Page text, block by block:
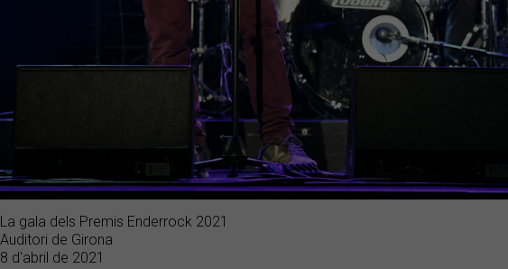
La gala dels Premis Enderrock 2021
Auditori de Girona
8 d'abril de 2021